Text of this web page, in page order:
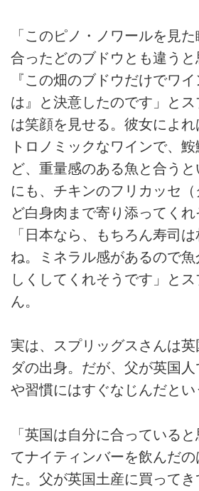
「このピノ・ノワールを見
合ったどのブドウとも違うと
『この畑のブドウだけでワ
は』と決意したのです」と
は笑顔を見せる。彼女によ
トロノミックなワインで、
ど、重量感のある魚と合う
にも、チキンのフリカッセ
ど白身肉まで寄り添ってくれ
「日本なら、もちろん寿司
ね。ミネラル感があるので
しくしてくれそうです」とス
ん。
実は、スプリッグスさんは
ダの出身。だが、父が英国
や習慣にはすぐなじんだとい
「英国は自分に合っている
てナイティンバーを飲んだの
た。父が英国土産に買って